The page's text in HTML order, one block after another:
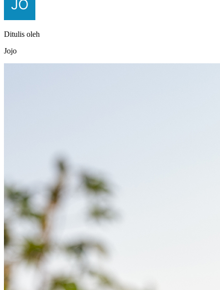
Ditulis oleh
Jojo